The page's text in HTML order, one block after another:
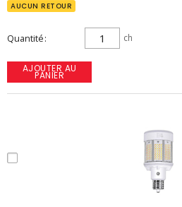
AUCUN RETOUR
Quantité ch
AJOUTER AU
PANIER